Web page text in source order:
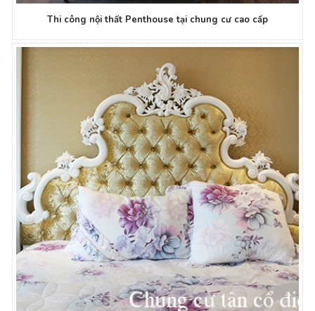
Thi công nội thất Penthouse tại chung cư cao cấp